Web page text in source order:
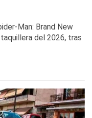
Man: Brand New
del 2026, tras